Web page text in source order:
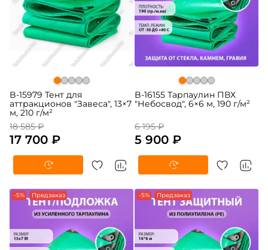
B-15979 Тент для
аттракционов "Завеса", 13×7
м, 210 г/м²
18 585 ₽
17 700 ₽
B-16155 Тарпаулин ПВХ
"Небосвод", 6×6 м, 190 г/м²
6 195 ₽
5 900 ₽
-5% Предзаказ -5% Предзаказ